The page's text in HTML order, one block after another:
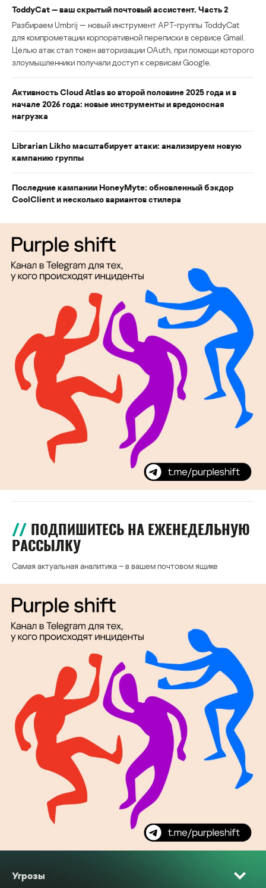
ToddyCat — ваш скрытый почтовый ассистент. Часть 2
Разбираем Umbrij — новый инструмент APT-группы ToddyCat
для компрометации корпоративной переписки в сервисе Gmail.
Целью атак стал токен авторизации OAuth, при помощи которого
злоумышленники получали доступ к сервисам Google.
Активность Cloud Atlas во второй половине 2025 года и в
начале 2026 года: новые инструменты и вредоносная
нагрузка
Librarian Likho масштабирует атаки: анализируем новую
кампанию группы
Последние кампании HoneyMyte: обновленный бэкдор
CoolClient и несколько вариантов стилера
ПОДПИШИТЕСЬ НА ЕЖЕНЕДЕЛЬНУЮ
РАССЫЛКУ
Самая актуальная аналитика – в вашем почтовом ящике
Угрозы